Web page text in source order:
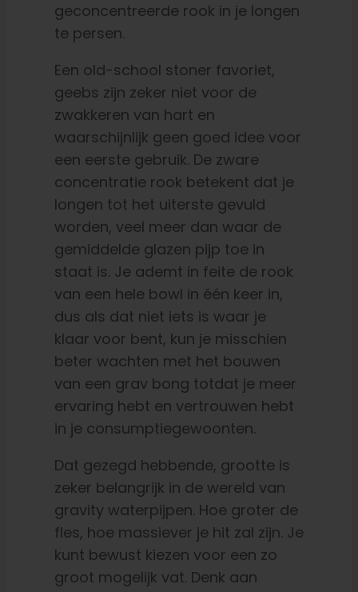
geconcentreerde rook in je longen
te persen.
Een old-school stoner favoriet,
geebs zijn zeker niet voor de
zwakkeren van hart en
waarschijnlijk geen goed idee voor
een eerste gebruik. De zware
concentratie rook betekent dat je
longen tot het uiterste gevuld
worden, veel meer dan waar de
gemiddelde glazen pijp toe in
staat is. Je ademt in feite de rook
van een hele bowl in één keer in,
dus als dat niet iets is waar je
klaar voor bent, kun je misschien
beter wachten met het bouwen
van een grav bong totdat je meer
ervaring hebt en vertrouwen hebt
in je consumptiegewoonten.
Dat gezegd hebbende, grootte is
zeker belangrijk in de wereld van
gravity waterpijpen. Hoe groter de
fles, hoe massiever je hit zal zijn. Je
kunt bewust kiezen voor een zo
groot mogelijk vat. Denk aan